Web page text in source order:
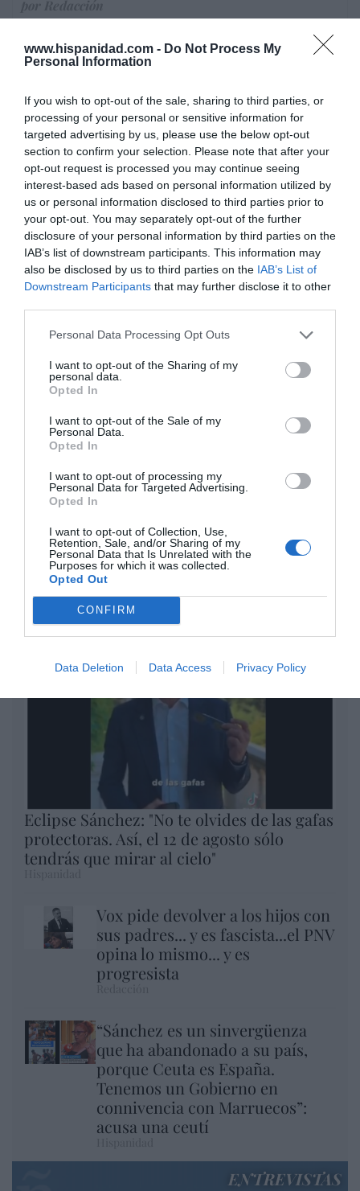
www.hispanidad.com - Do Not Process My
Personal Information
If you wish to opt-out of the sale, sharing to third parties, or
processing of your personal or sensitive information for
targeted advertising by us, please use the below opt-out
section to confirm your selection. Please note that after your
opt-out request is processed you may continue seeing
interest-based ads based on personal information utilized by
us or personal information disclosed to third parties prior to
your opt-out. You may separately opt-out of the further
disclosure of your personal information by third parties on the
IAB’s list of downstream participants. This information may
also be disclosed by us to third parties on the IAB’s List of
Downstream Participants that may further disclose it to other
Personal Data Processing Opt Outs
I want to opt-out of the Sharing of my
personal data.
Opted In
I want to opt-out of the Sale of my
Personal Data.
Opted In
I want to opt-out of processing my
Personal Data for Targeted Advertising.
Opted In
I want to opt-out of Collection, Use,
Retention, Sale, and/or Sharing of my
Personal Data that Is Unrelated with the
Purposes for which it was collected.
Opted Out
CONFIRM
Data Deletion Data Access Privacy Policy
Opinión
Enormes minucias
por Eulogio López
Nokia, Ericsson... Huawei: lo que importan
son las patentes
Eulogio López
Isabel Pantoja pierde dos pleitos
con Hacienda por 700.000
euros... suma y sigue
Eulogio López
miércoles en los 20.057 puntos,
un nuevo récord
Eulogio López
Argumentos
Eclipse Sánchez: "No te olvides de las gafas
protectoras. Así, el 12 de agosto sólo
tendrás que mirar al cielo"
Vox pide devolver a los hijos con
sus padres... y es fascista...el PNV
opina lo mismo... y es
progresista
“Sánchez es un sinvergüenza
que ha abandonado a su país,
porque Ceuta es España.
Tenemos un Gobierno en
connivencia con Marruecos”:
acusa una ceutí
ENTREVISTAS